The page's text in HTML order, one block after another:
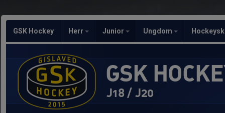
GSK Hockey Herr Junior Ungdom
GSK
J18 / J20